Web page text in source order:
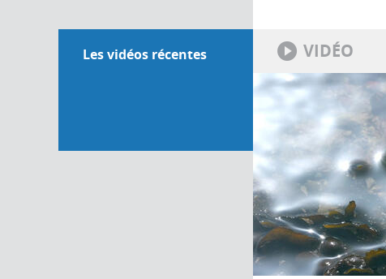
Les vidéos récentes VIDÉO